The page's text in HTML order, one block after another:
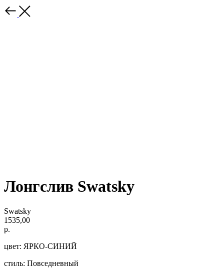
Лонгслив Swatsky
Swatsky
1535,00
р.
цвет: ЯРКО-СИНИЙ
стиль: Повседневный